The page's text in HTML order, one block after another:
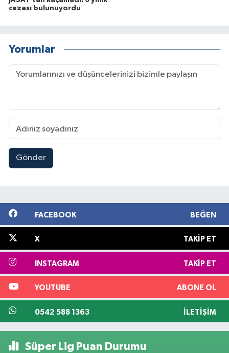
cezası bulunuyordu
Yorumlar
Gönder
FACEBOOK BEĞEN
X TAKIP ET
INSTAGRAM TAKIP ET
YOUTUBE ABONE OL
0542 588 1363 İLETIŞIM
Süper Lig Puan Durumu